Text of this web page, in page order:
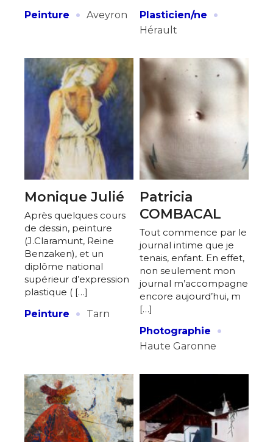
Nom
Statut / Organisation
J'accepte lestermes et conditions
* Champ obligatoire
Adresse email*
Prénom
J'accepte lestermes et conditions
* Champ obligatoire
Peinture
· Aveyron
Plasticien/ne
·
Hérault
Monique Julié
Après quelques cours
de dessin, peinture
(J.Claramunt, Reine
Benzaken), et un
diplôme national
supérieur d’expression
plastique ( […]
Peinture
· Tarn
Patricia
COMBACAL
Tout commence par le
journal intime que je
tenais, enfant. En effet,
non seulement mon
journal m’accompagne
encore aujourd’hui, m
[…]
Photographie
·
Haute Garonne